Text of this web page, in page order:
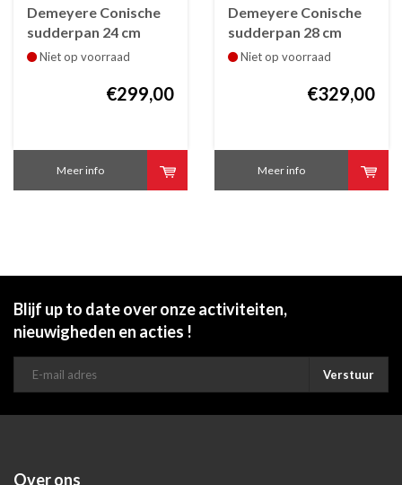
Demeyere Conische
sudderpan 24 cm
Silver 7 met
Niet op voorraad
€299,00
Meer info
Demeyere Conische
sudderpan 28 cm
Silver met
Niet op voorraad
€329,00
Meer info
Blijf up to date over onze activiteiten,
nieuwigheden en acties !
Verstuur
Over ons